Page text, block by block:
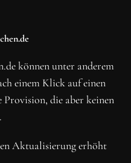
können unter anderem
einem Klick auf einen
Provision, die aber keinen
Aktualisierung erhöht